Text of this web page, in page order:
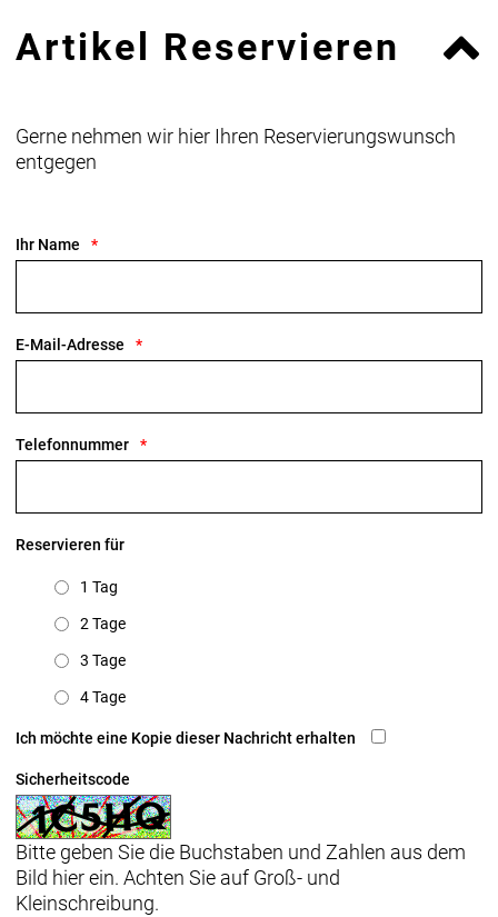
Germany
Artikel Reservieren
Gerne nehmen wir hier Ihren Reservierungswunsch
entgegen
Ihr Name
E-Mail-Adresse
Telefonnummer
Reservieren für
1 Tag
2 Tage
3 Tage
4 Tage
Ich möchte eine Kopie dieser Nachricht erhalten
Sicherheitscode
Bitte geben Sie die Buchstaben und Zahlen aus dem
Bild hier ein. Achten Sie auf Groß- und
Kleinschreibung.